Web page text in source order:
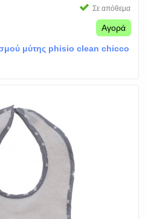
Σε απόθεμα
Αγορά
μύτης phisio clean chicco